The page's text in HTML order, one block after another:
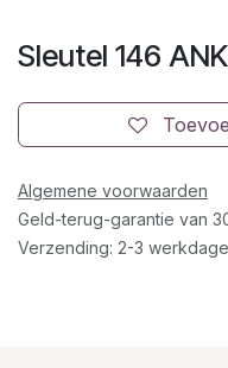
Sleutel 146
Algemene voorwaarden
Geld-terug-garantie van
Verzending: 2-3